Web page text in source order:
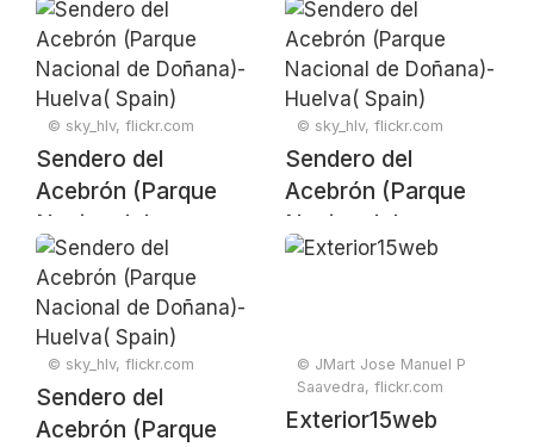
© sky_hlv, flickr.com
Sendero del
Acebrón (Parque
Nacional de
Doñana)- Huelva(
Spain)
© sky_hlv, flickr.com
Sendero del
Acebrón (Parque
Nacional de
Doñana)- Huelva(
© sky_hlv, flickr.com
Sendero del
Acebrón (Parque
© JMart Jose Manuel P
Saavedra, flickr.com
Exterior15web